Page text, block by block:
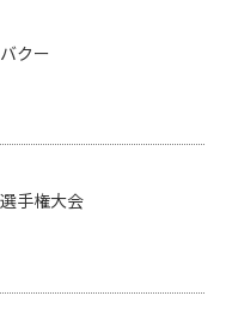
クー
手権大会